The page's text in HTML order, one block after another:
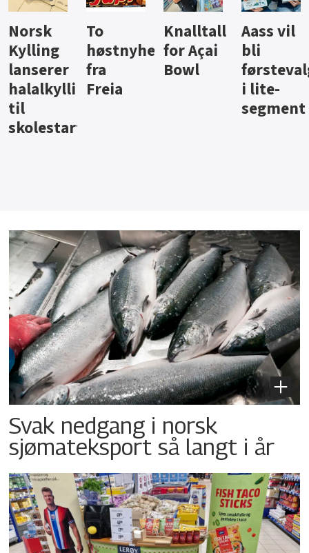
To
høstnyheter
fra
Freia
Knalltall
for Açai
Bowl
Aass vil
bli
førstevalg
Brus og
jus fra
Berentsen
Svak nedgang i norsk
sjømateksport så langt i år